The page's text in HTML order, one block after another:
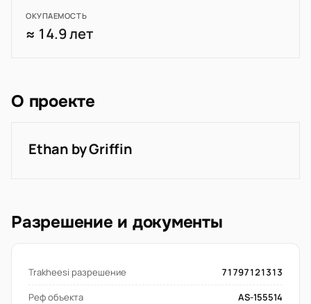
ОКУПАЕМОСТЬ
≈ 14.9 лет
О проекте
Ethan by Griffin
Разрешение и документы
Trakheesi разрешение
71797121313
Реф объекта
AS-155514